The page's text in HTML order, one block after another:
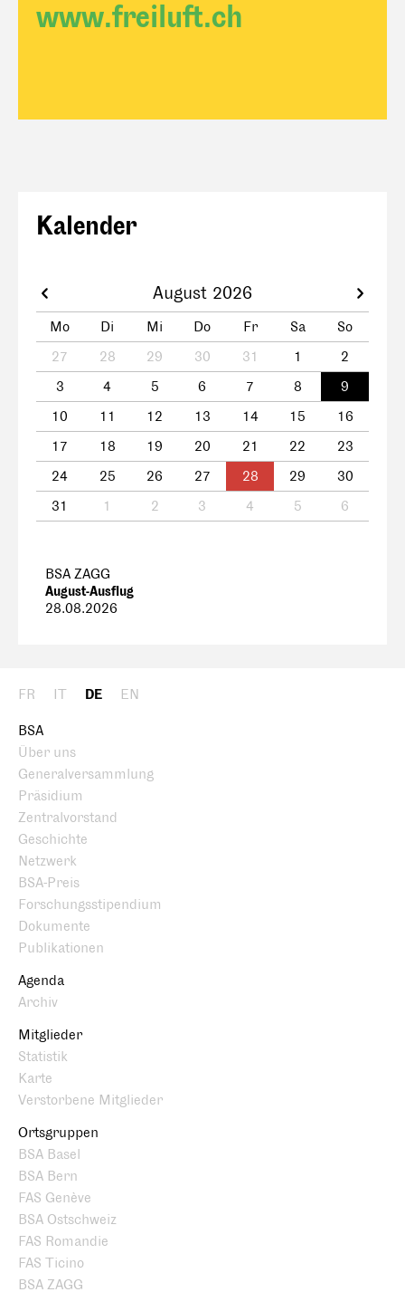
www.freiluft.ch
Kalender
August 2026
Mo Di Mi Do Fr Sa
So
27
28 29 30 31 1
2
3
4 5 6 7 8
9
10
11 12 13 14 15
16
17
18 19 20 21 22
23
24
25 26 27 28 29
30
31
1 2 3 4 5 6
BSA ZAGG
August-Ausflug
28.08.2026
FR IT DE EN
BSA
Über uns
Generalversammlung
Präsidium
Zentralvorstand
Geschichte
Netzwerk
BSA-Preis
Forschungsstipendium
Dokumente
Publikationen
Agenda
Archiv
Mitglieder
Statistik
Karte
Verstorbene Mitglieder
Ortsgruppen
BSA Basel
BSA Bern
FAS Genève
BSA Ostschweiz
FAS Romandie
FAS Ticino
BSA ZAGG